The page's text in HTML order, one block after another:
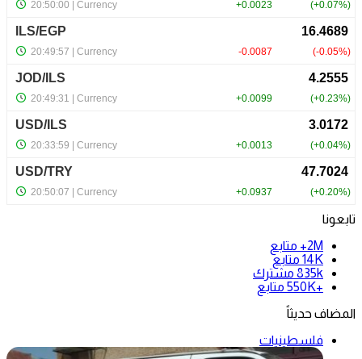
تابعونا
2M+
متابع
14K متابع
835k مشترك
+550K
متابع
المضاف حديثاً
فلسطينيات